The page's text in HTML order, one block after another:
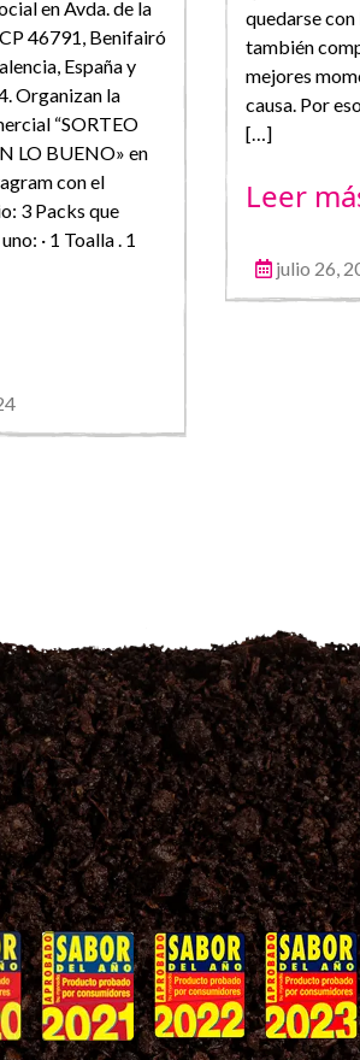
en Avda. de la
46791, Benifairó
España y
Organizan la
“SORTEO
LO BUENO» en
con el
3 Packs que
· 1 Toalla . 1
quedarse con
también
mejores
causa. Por
[…]
Leer
julio 26,